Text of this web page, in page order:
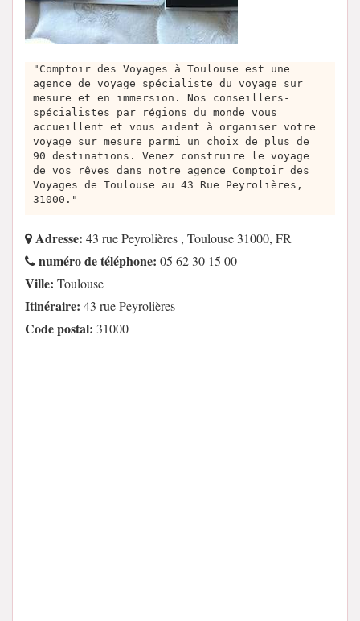
"Comptoir des Voyages à Toulouse est une
agence de voyage spécialiste du voyage sur
mesure et en immersion. Nos conseillers-
spécialistes par régions du monde vous
accueillent et vous aident à organiser votre
voyage sur mesure parmi un choix de plus de
90 destinations. Venez construire le voyage
de vos rêves dans notre agence Comptoir des
Voyages de Toulouse au 43 Rue Peyrolières,
31000."
Adresse: 43 rue Peyrolières , Toulouse 31000, FR
numéro de téléphone: 05 62 30 15 00
Ville: Toulouse
Itinéraire: 43 rue Peyrolières
Code postal: 31000